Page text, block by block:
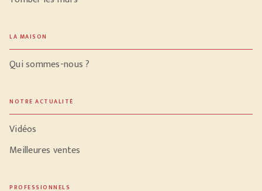
LA MAISON
Qui sommes-nous ?
NOTRE ACTUALITÉ
Vidéos
Meilleures ventes
PROFESSIONNELS